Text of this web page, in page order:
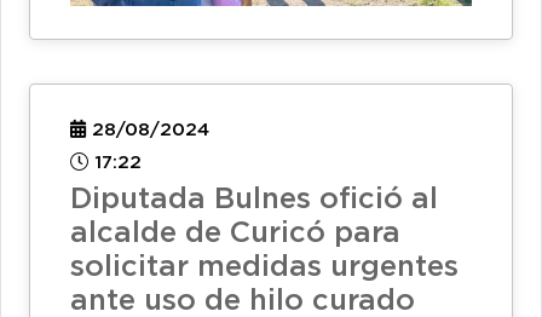
28/08/2024
17:22
Diputada Bulnes ofició al
alcalde de Curicó para
solicitar medidas urgentes
ante uso de hilo curado